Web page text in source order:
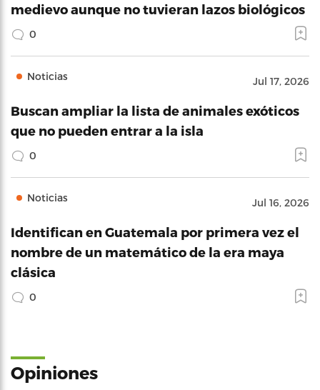
medievo aunque no tuvieran lazos biológicos
0
Noticias Jul 17, 2026
Buscan ampliar la lista de animales exóticos
que no pueden entrar a la isla
0
Noticias Jul 16, 2026
Identifican en Guatemala por primera vez el
nombre de un matemático de la era maya
clásica
0
Opiniones